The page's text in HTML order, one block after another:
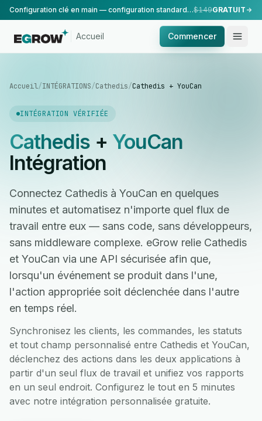
Configuration clé en main — configuration standard, réalisée par notre équipe.$149GRATUIT
Accueil Commencer
Accueil/INTÉGRATIONS/Cathedis/Cathedis + YouCan
INTÉGRATION VÉRIFIÉE
Cathedis+ YouCan
Intégration
Connectez Cathedis à YouCan en quelques
minutes et automatisez n'importe quel flux de
travail entre eux — sans code, sans développeurs,
sans middleware complexe. eGrow relie Cathedis
et YouCan via une API sécurisée afin que,
lorsqu'un événement se produit dans l'une,
l'action appropriée soit déclenchée dans l'autre
en temps réel.
Synchronisez les clients, les commandes, les statuts
et tout champ personnalisé entre Cathedis et YouCan,
déclenchez des actions dans les deux applications à
partir d'un seul flux de travail et unifiez vos rapports
en un seul endroit. Configurez le tout en 5 minutes
avec notre intégration personnalisée gratuite.